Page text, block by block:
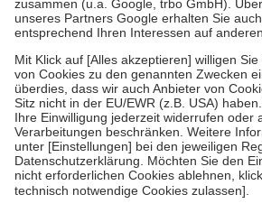
50,56 €
1.011,20 € / 1 l
sofort lieferbar
In den Warenkorb